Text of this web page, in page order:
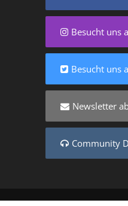
Besucht uns
Besucht uns
Newsletter
Community